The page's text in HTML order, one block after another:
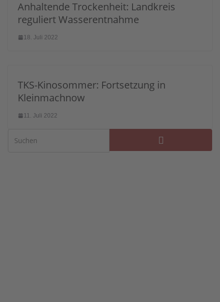
Anhaltende Trockenheit: Landkreis
reguliert Wasserentnahme
18. Juli 2022
TKS-Kinosommer: Fortsetzung in
Kleinmachnow
11. Juli 2022